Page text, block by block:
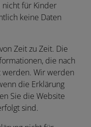
nicht für Kinder
keine Daten
Zeit zu Zeit. Die
die nach
werden. Wir werden
die Erklärung
Sie die Website
sind.